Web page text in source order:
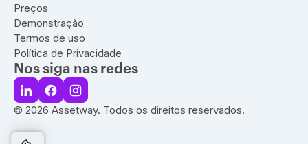
Preços
Demonstração
Termos de uso
Política de Privacidade
Nos siga nas redes
© 2026 Assetway. Todos os direitos reservados.